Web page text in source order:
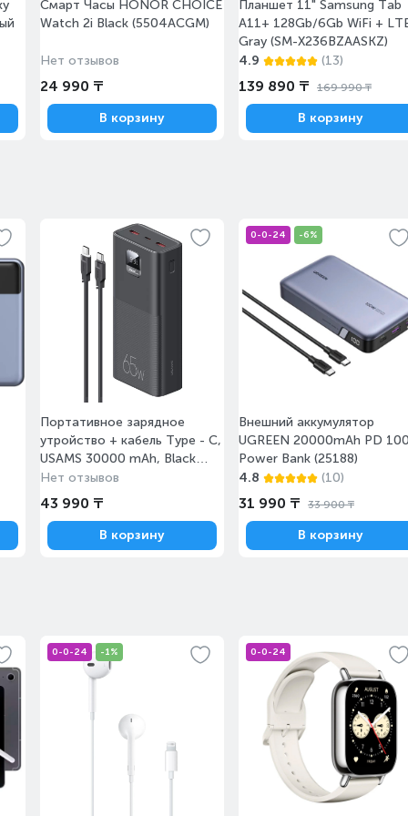
Завтра Под заказ
Завтра Под заказ
Завтра Под заказ
Под заказ
Завтра Под заказ
Сегодня Под заказ
с 10 августа Под заказ
Под заказ
Смарт Часы HONOR CHOICE
Watch 2i Black (5504ACGM)
Нет отзывов
24 990 ₸
В корзину
Планшет 11" Samsung Tab
A11+ 128Gb/6Gb WiFi +
Gray (SM-X236BZAASKZ)
4.9
(13)
139 890 ₸ 169 990 ₸
В корзину
Портативное зарядное
утройство + кабель Type - C,
USAMS 30000 mAh, Black
(ATXLOGTC01)
Нет отзывов
43 990 ₸
В корзину
0-0-24 -6%
Внешний аккумулятор
UGREEN 20000mAh PD
Power Bank (25188)
4.8
(10)
31 990 ₸ 33 900 ₸
В корзину
0-0-24 -1% 0-0-24